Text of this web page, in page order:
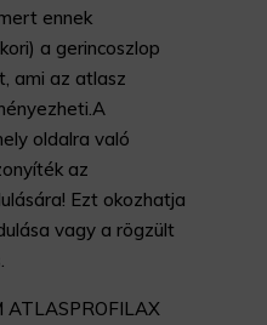
ennek
a gerincoszlop
ami az atlasz
oldalra való
az
Ezt okozhatja
vagy a rögzült
ATLASPROFILAX